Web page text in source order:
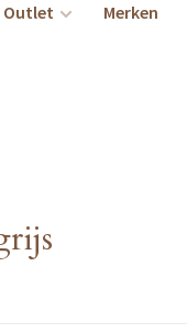
Outlet Merken